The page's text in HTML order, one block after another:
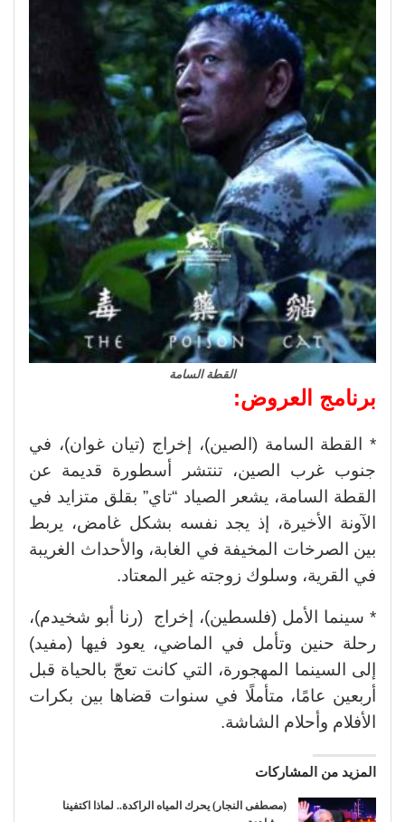
القطة السامة
برنامج العروض:
* القطة السامة (الصين)، إخراج (تيان غوان)، في
جنوب غرب الصين، تنتشر أسطورة قديمة عن
القطة السامة، يشعر الصياد “تاي” بقلق متزايد في
الآونة الأخيرة، إذ يجد نفسه بشكل غامض، يربط
بين الصرخات المخيفة في الغابة، والأحداث الغريبة
في القرية، وسلوك زوجته غير المعتاد.
* سينما الأمل (فلسطين)، إخراج (رنا أبو شخيدم)،
رحلة حنين وتأمل في الماضي، يعود فيها (مفيد)
إلى السينما المهجورة، التي كانت تعجّ بالحياة قبل
أربعين عامًا، متأملًا في سنوات قضاها بين بكرات
الأفلام وأحلام الشاشة.
المزيد من المشاركات
(مصطفى النجار) يحرك المياه الراكدة.. لماذا اكتفينا